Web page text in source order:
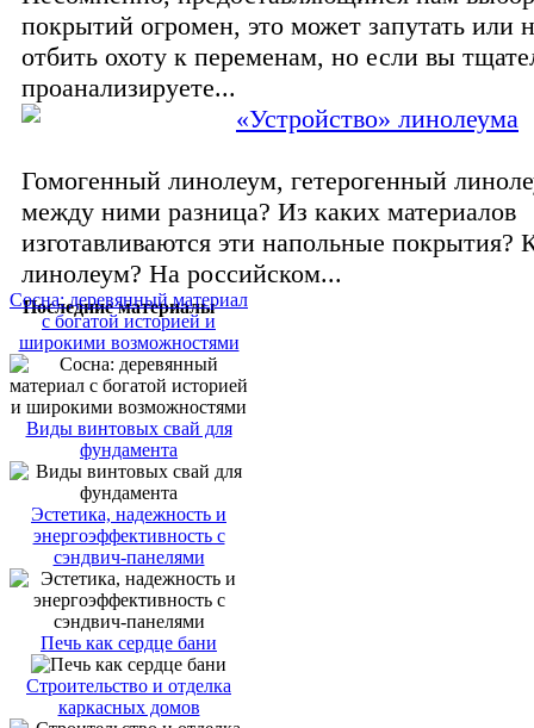
покрытий огромен, это может запутать или
отбить охоту к переменам, но если вы
проанализируете...
«Устройство» линолеума
Гомогенный линолеум, гетерогенный
между ними разница? Из каких материалов
изготавливаются эти напольные покрытия?
линолеум? На российском...
Последние материалы
Сосна: деревянный материал
с богатой историей и
широкими возможностями
Виды винтовых свай для
фундамента
Эстетика, надежность и
энергоэффективность с
сэндвич-панелями
Печь как сердце бани
Строительство и отделка
каркасных домов